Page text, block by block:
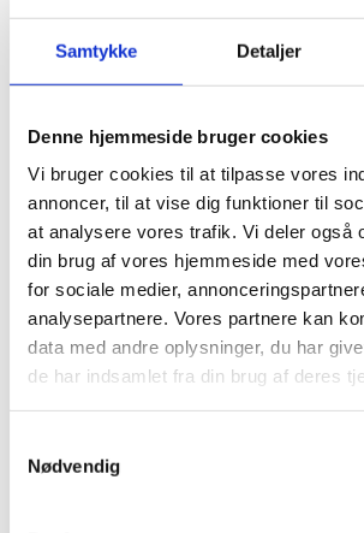
Samtykke Detaljer
Denne hjemmeside bruger cookies
Vi bruger cookies til at tilpasse vores
annoncer, til at vise dig funktioner til
at analysere vores trafik. Vi deler også
din brug af vores hjemmeside med
for sociale medier,
analysepartnere. Vores partnere kan
data med andre oplysninger, du har
de har indsamlet fra din brug af deres
Nødvendig
Visumfri (ophold i maks. 90 dage).
Pas
Pas skal være gyldigt i 6 måneder
Passet må ikke være beskadiget.
Danske forlængede pas
Danske nødpas (provisoriske pas)
ind- og udrejse. Nødpas skal være
måneder ud over opholdets
EU-nødpas anerkendes ved
nødpas. Kontakt transitlandets
Visse viseringer og stempler i dit